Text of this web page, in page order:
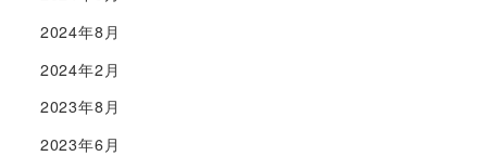
2024年8月
2024年2月
2023年8月
2023年6月